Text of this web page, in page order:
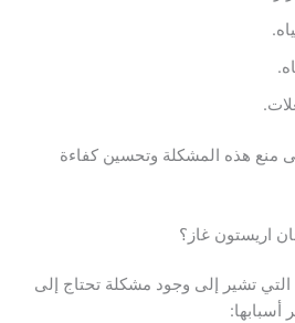
منع هذه المشكلة وتحسين كفاءة
اريستون غاز؟
تشير إلى وجود مشكلة تحتاج إلى